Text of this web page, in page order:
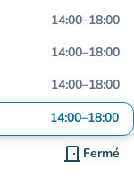
14:00–18:00
14:00–18:00
14:00–18:00
14:00–18:00
door_front Fermé